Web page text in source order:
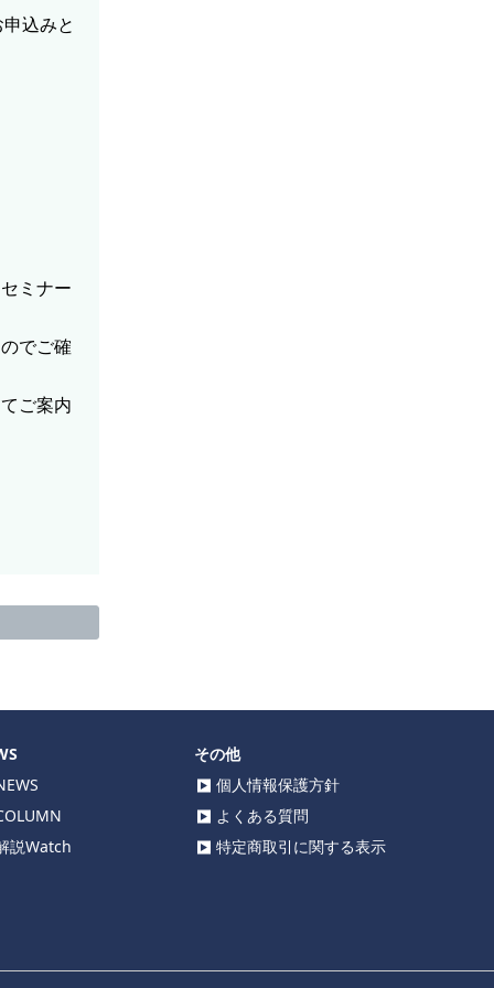
込みと
ミナー
でご確
ご案内
説Watch
その他
個人情報保護方針
よくある質問
特定商取引に関する表示